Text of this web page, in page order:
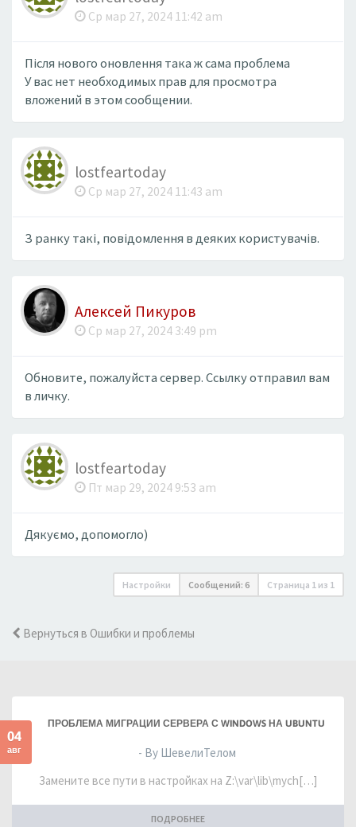
Ср мар 27, 2024 11:42 am
Після нового оновлення така ж сама проблема
У вас нет необходимых прав для просмотра
вложений в этом сообщении.
lostfeartoday
Ср мар 27, 2024 11:43 am
З ранку такі, повідомлення в деяких користувачів.
Алексей Пикуров
Ср мар 27, 2024 3:49 pm
Обновите, пожалуйста сервер. Ссылку отправил вам
в личку.
lostfeartoday
Пт мар 29, 2024 9:53 am
Дякуємо, допомогло)
Настройки Сообщений: 6 Страница 1 из 1
Вернуться в Ошибки и проблемы
04
авг
ПРОБЛЕМА МИГРАЦИИ СЕРВЕРА С WINDOWS НА UBUNTU
- By ШевелиТелом
Замените все пути в настройках на Z:\var\lib\mych[…]
ПОДРОБНЕЕ